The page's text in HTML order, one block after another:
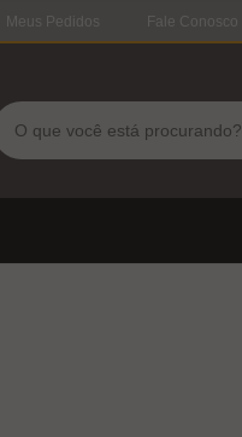
Meus Pedidos Fale Conosco